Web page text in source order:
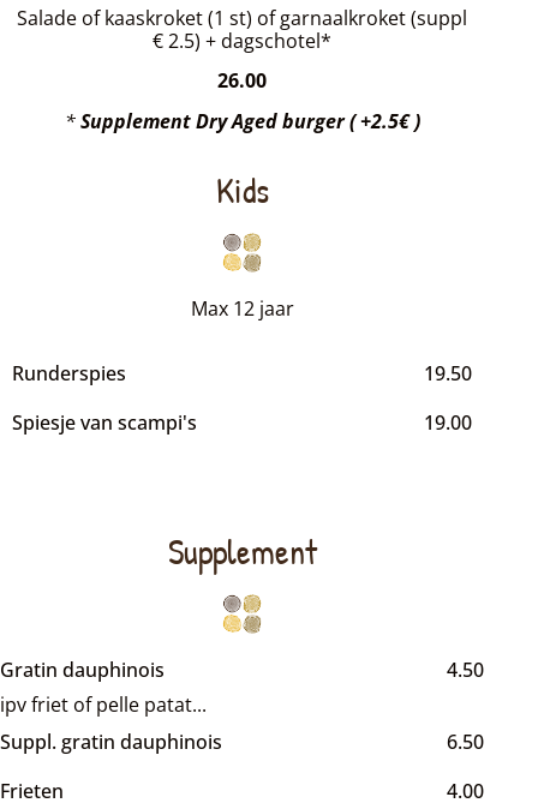
Salade of kaaskroket (1 st) of garnaalkroket (suppl
€ 2.5) + dagschotel*
26.00
*Supplement Dry Aged burger ( +2.5€)
Kids
Max 12 jaar
Runderspies
19.50
Spiesje van scampi's
19.00
Supplement
Gratin dauphinois
4.50
ipv friet of pelle patat...
Suppl. gratin dauphinois
6.50
Frieten
4.00